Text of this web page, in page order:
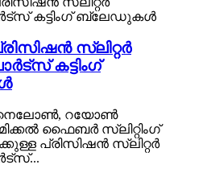
സ്ലിറ്റർ
കട്ടിംഗ്
നൈലോൺ, റയോൺ
ഫൈബർ സ്ലിറ്റിംഗ്
പ്രിസിഷൻ സ്ലിറ്റർ